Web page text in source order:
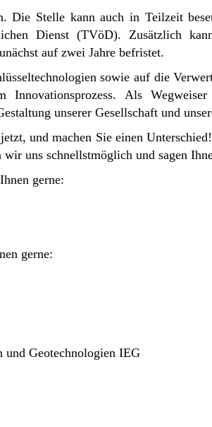
Die Stelle kann auch in Teilzeit
Dienst (TVöD). Zusätzlich
auf zwei Jahre befristet.
sowie auf die
Innovationsprozess. Als
unserer Gesellschaft und
und machen Sie einen
uns schnellstmöglich und sagen
gerne:
gerne:
Geotechnologien IEG